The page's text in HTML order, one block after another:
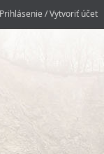
Prihlásenie / Vytvoriť účet